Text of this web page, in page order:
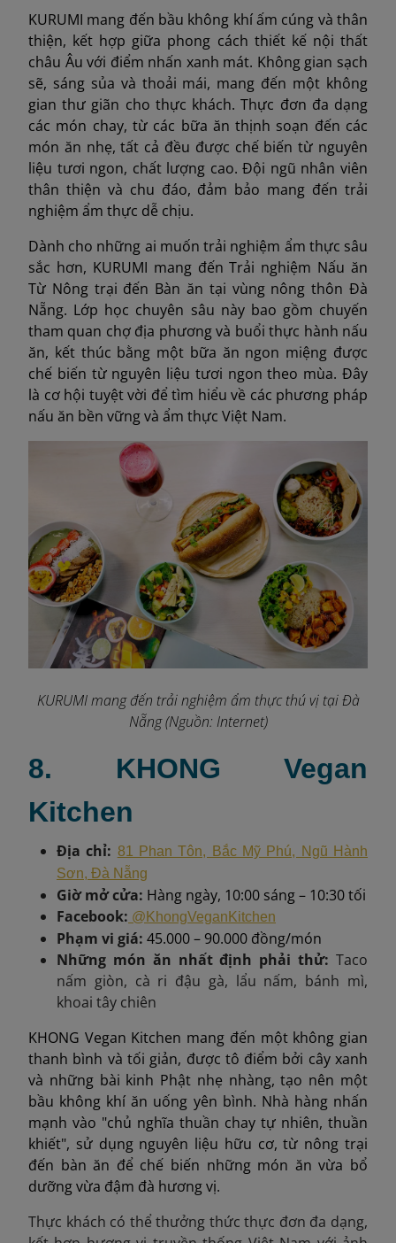
KURUMI mang đến bầu không khí ấm cúng và thân
thiện, kết hợp giữa phong cách thiết kế nội thất
châu Âu với điểm nhấn xanh mát. Không gian sạch
sẽ, sáng sủa và thoải mái, mang đến một không
gian thư giãn cho thực khách. Thực đơn đa dạng
các món chay, từ các bữa ăn thịnh soạn đến các
món ăn nhẹ, tất cả đều được chế biến từ nguyên
liệu tươi ngon, chất lượng cao. Đội ngũ nhân viên
thân thiện và chu đáo, đảm bảo mang đến trải
nghiệm ẩm thực dễ chịu.
Dành cho những ai muốn trải nghiệm ẩm thực sâu
sắc hơn, KURUMI mang đến Trải nghiệm Nấu ăn
Từ Nông trại đến Bàn ăn tại vùng nông thôn Đà
Nẵng. Lớp học chuyên sâu này bao gồm chuyến
tham quan chợ địa phương và buổi thực hành nấu
ăn, kết thúc bằng một bữa ăn ngon miệng được
chế biến từ nguyên liệu tươi ngon theo mùa. Đây
là cơ hội tuyệt vời để tìm hiểu về các phương pháp
nấu ăn bền vững và ẩm thực Việt Nam.
KURUMI mang đến trải nghiệm ẩm thực thú vị tại Đà
Nẵng (Nguồn: Internet)
8. KHONG Vegan
Kitchen
Địa chỉ: 81 Phan Tôn, Bắc Mỹ Phú, Ngũ Hành
Sơn, Đà Nẵng
Giờ mở cửa: Hàng ngày, 10:00 sáng – 10:30 tối
Facebook: @KhongVeganKitchen
Phạm vi giá: 45.000 – 90.000 đồng/món
Những món ăn nhất định phải thử:Taco
nấm giòn, cà ri đậu gà, lẩu nấm, bánh mì,
khoai tây chiên
KHONG Vegan Kitchen mang đến một không gian
thanh bình và tối giản, được tô điểm bởi cây xanh
và những bài kinh Phật nhẹ nhàng, tạo nên một
bầu không khí ăn uống yên bình. Nhà hàng nhấn
mạnh vào "chủ nghĩa thuần chay tự nhiên, thuần
khiết", sử dụng nguyên liệu hữu cơ, từ nông trại
đến bàn ăn để chế biến những món ăn vừa bổ
dưỡng vừa đậm đà hương vị.
Thực khách có thể thưởng thức thực đơn đa dạng,